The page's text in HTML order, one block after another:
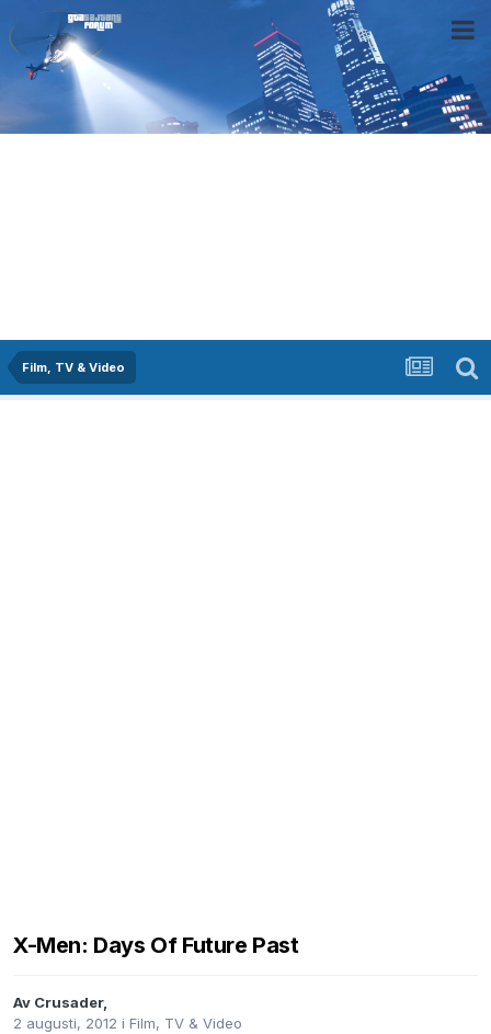
Film, TV & Video
X-Men: Days Of Future Past
Av Crusader,
2 augusti, 2012 i Film, TV & Video